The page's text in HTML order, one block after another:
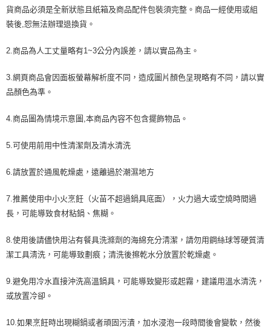
貨商品必須是全新狀態且紙箱及商品配件包裝須完整。商品一經使用或組
裝後,恕無法辦理退換貨。
2.商品為人工丈量略有1~3公分內誤差，請以實品為主。
3.網頁商品會因面板螢幕解析度不同，造成圖片顏色呈現略有不同，請以實
品顏色為準。
4.商品圖為情境示意圖,本商品內容不包含擺飾物品。
5.可使用前用中性清潔劑及清水清洗
6.請放置於通風乾燥處，遠離過於潮濕地方
7.推薦使用中小火烹飪（火苗不超過鍋具底面），火力過大或空燒時間過
長，可能導致食材粘鍋、焦糊。
8.使用後請儘快用沾有餐具洗滌劑的海綿充分淸潔，請勿用鋼絲球等硬質清
潔工具淸洗，可能導致劃痕；清洗後擦乾水分放置於乾燥處。
9.避免用冷水直接沖洗高溫鍋具，可能導致變形或起霧，建議用溫水清洗，
或放置冷卻。
10.如果烹飪時出現糊鍋或者頑固污漬，加水浸泡一段時間後會變軟，然後